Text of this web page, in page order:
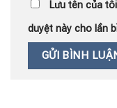
Lưu tên của
duyệt này cho lần